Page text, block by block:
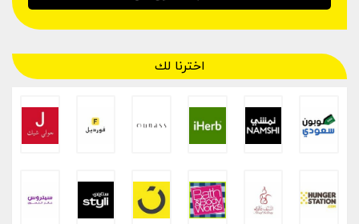
اخترنا لك